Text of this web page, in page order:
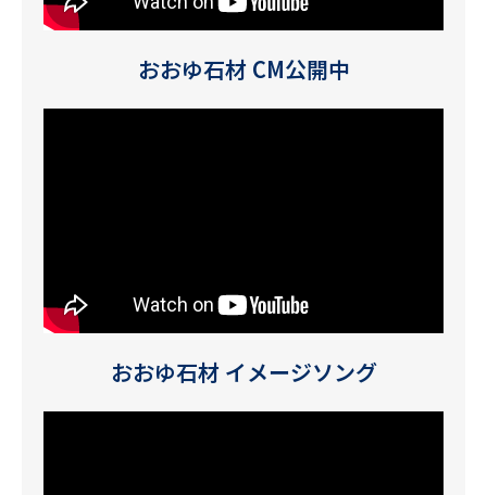
おおゆ石材 CM公開中
おおゆ石材 イメージソング